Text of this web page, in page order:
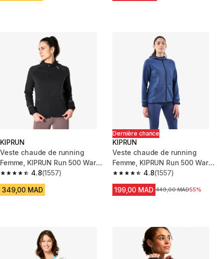
KIPRUN
Veste chaude de running
Femme, KIPRUN Run 500 Warm
Noir fumé4.8
4.8 out of 5 stars from 1557 reviews
(1557)
349,00 MAD
Dernière chance
KIPRUN
Veste chaude de running
Femme, KIPRUN Run 500 Warm
Bleu abysse
4.8
4.8 out of 5 stars from 1557
(1557)
199,00 MAD Prix avant la réduction
449,00 MAD55%